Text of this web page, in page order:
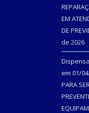
EM
DE
de 2026
em 01/
PARA